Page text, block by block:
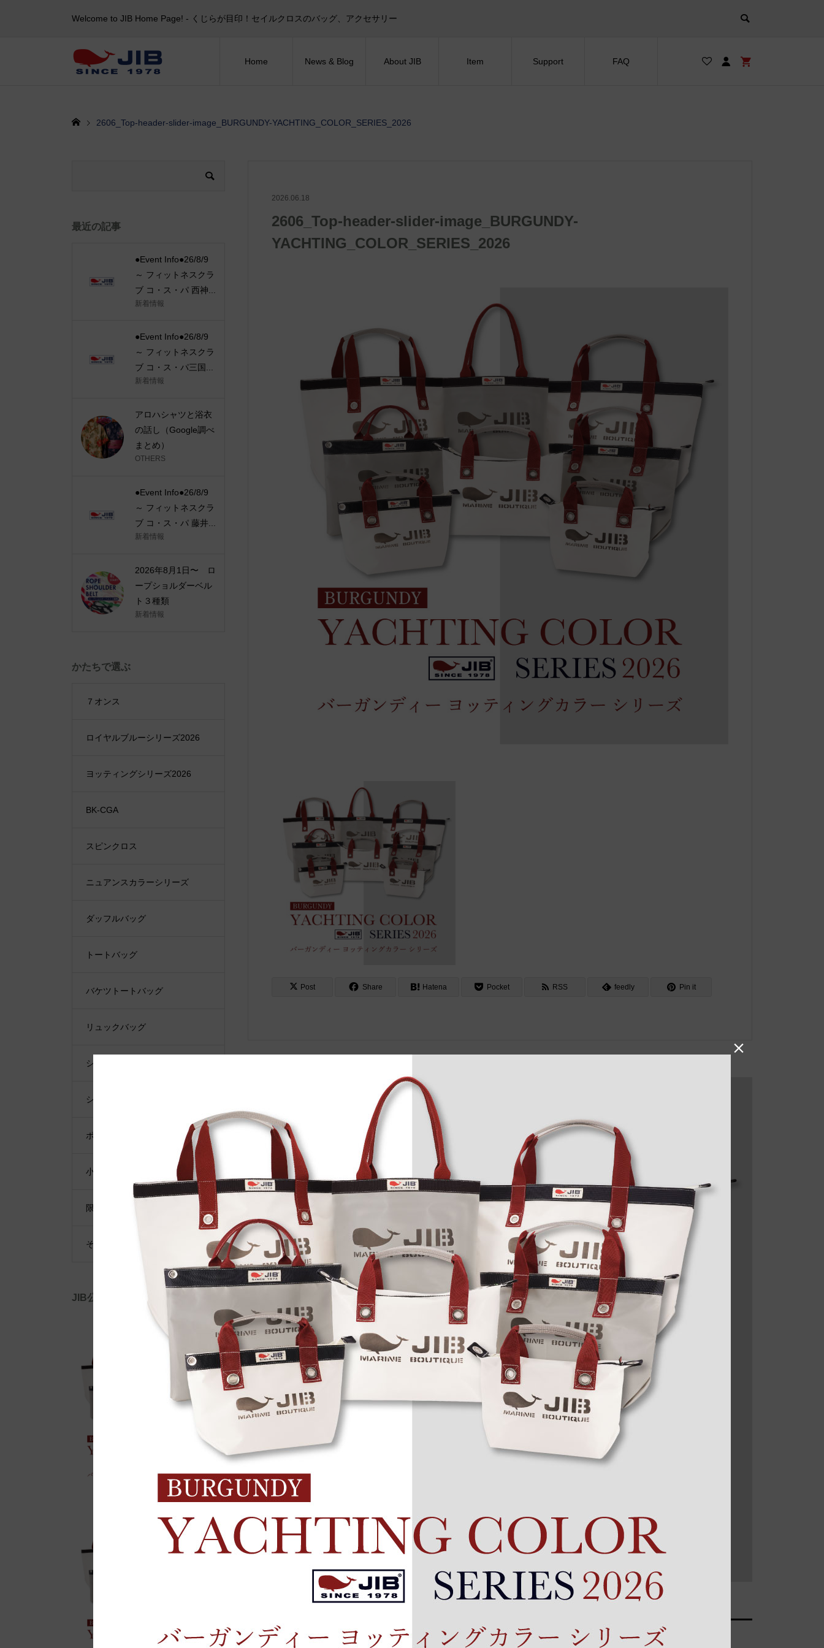
Welcome to JIB Home Page! ‐ くじらが目印！セイルクロスのバッグ、アクセサリー
Home News & Blog About JIB Item Support FAQ
2606_Top-header-slider-image_BURGUNDY-YACHTING_COLOR_SERIES_2026
2026.06.18
2606_Top-header-slider-image_BURGUNDY-
YACHTING_COLOR_SERIES_2026
Post Share Hatena Pocket RSS feedly Pin it
最近の記事
●Event Info●26/8/9
～ フィットネスクラ
ブ コ・ス・パ 西神...
新着情報
●Event Info●26/8/9
～ フィットネスクラ
ブ コ・ス・パ三国...
新着情報
アロハシャツと浴衣
の話し（Google調べ
まとめ）
OTHERS
●Event Info●26/8/9
～ フィットネスクラ
ブ コ・ス・パ 藤井...
新着情報
2026年8月1日〜 ロ
ープショルダーベル
ト３種類
新着情報
かたちで選ぶ
７オンス
ロイヤルブルーシリーズ2026
ヨッティングシリーズ2026
BK-CGA
スピンクロス
ニュアンスカラーシリーズ
ダッフルバッグ
トートバッグ
バケツトートバッグ
リュックバッグ
ショルダーバッグ
ショルダーベルト
ポーチ・ポシェット
小物類
限定品・限定カラー
その他
JIB公式SNS
